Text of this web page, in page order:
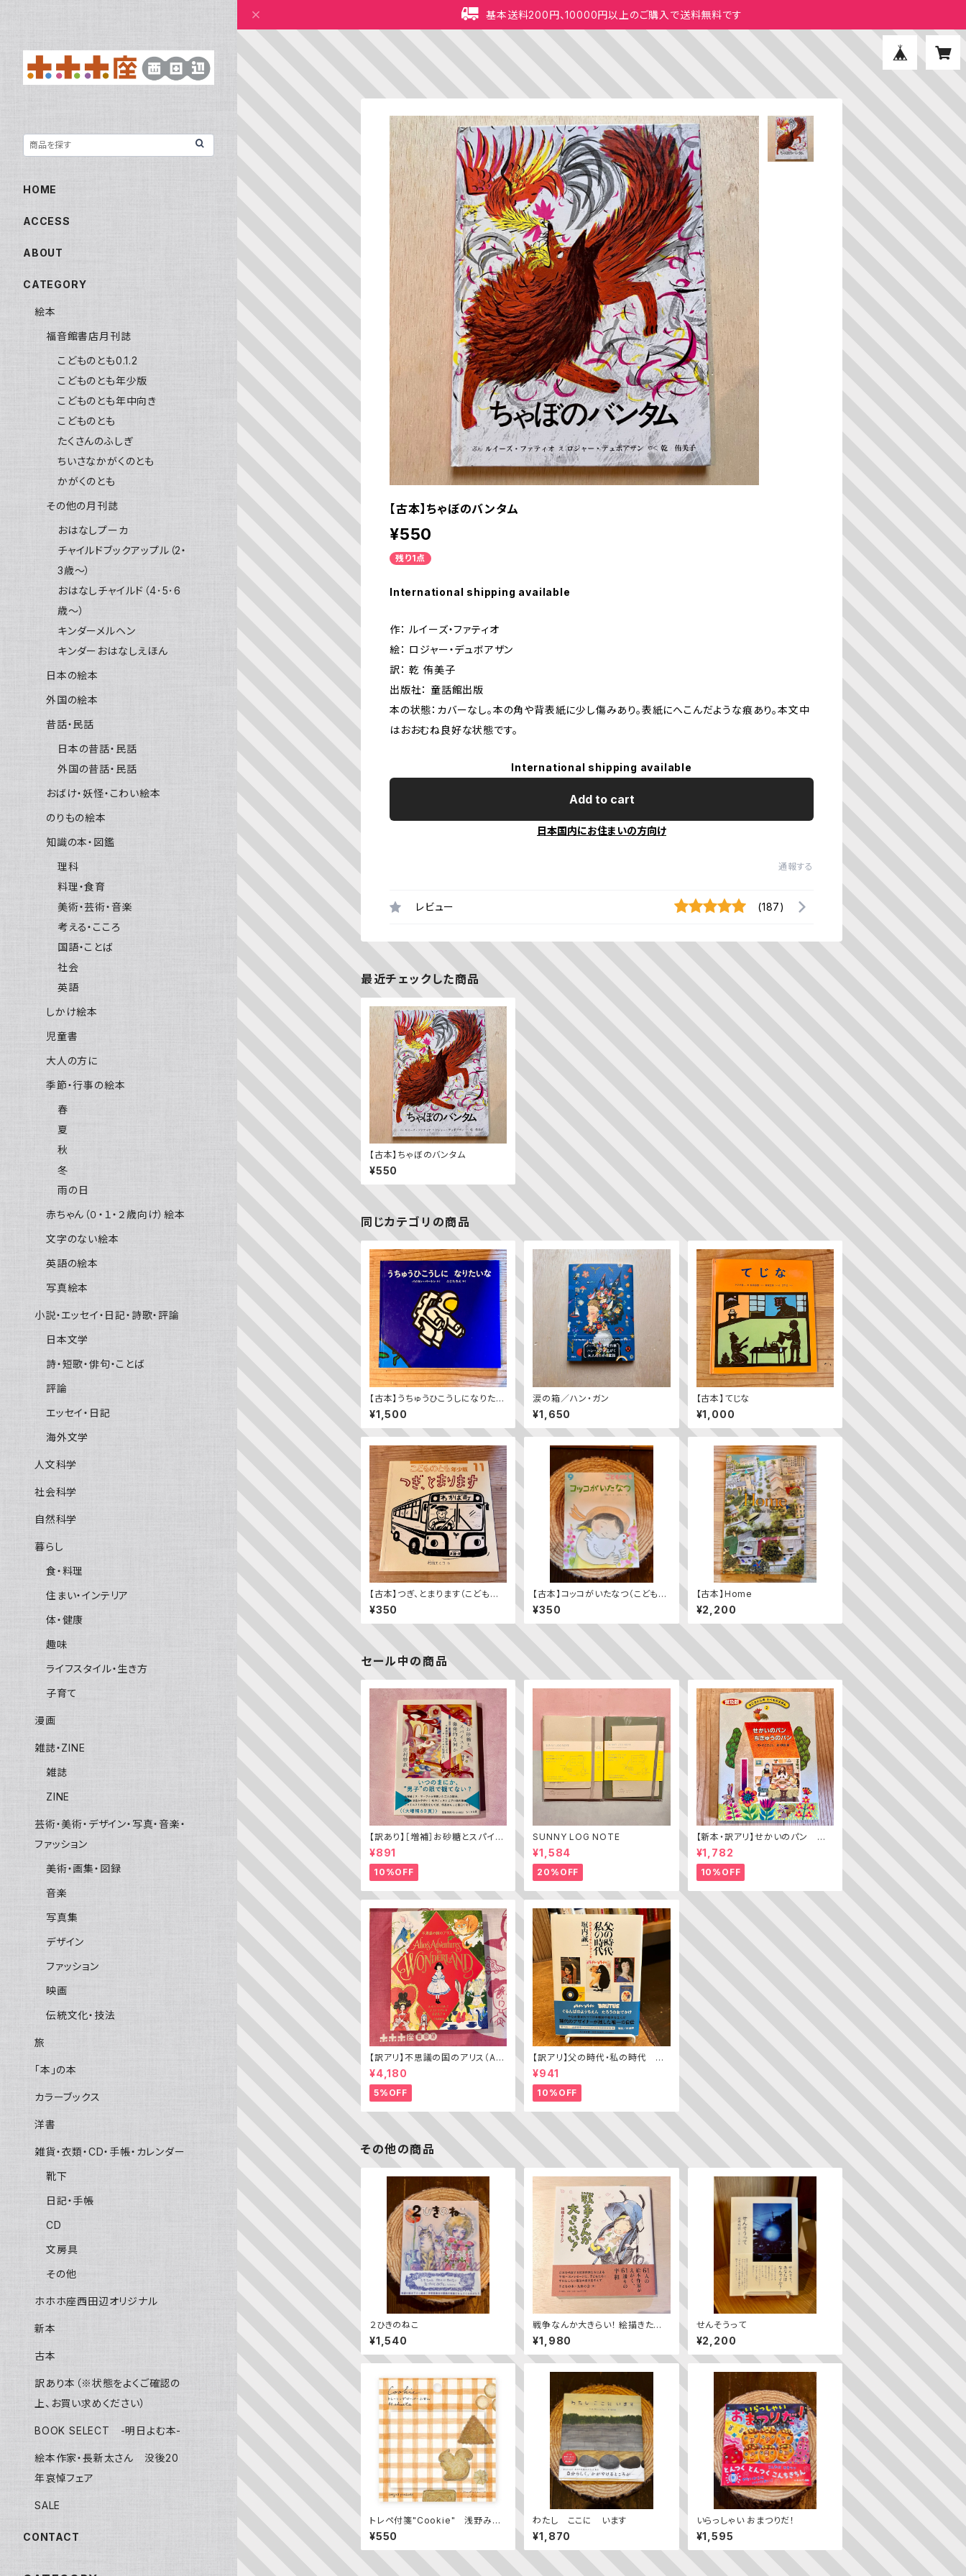
基本送料200円、10000円以上のご購入で送料無料です
【古本】ちゃぼのバンタム
¥550
残り1点
International shipping available
作： ルイーズ・ファティオ
絵： ロジャー・デュボアザン
訳： 乾 侑美子
出版社： 童話館出版
本の状態：カバーなし。本の角や背表紙に少し傷みあり。表紙にへこんだような痕あり。本文中
はおおむね良好な状態です。
International shipping available
Add to cart
日本国内にお住まいの方向け
通報する
レビュー (187)
最近チェックした商品
【古本】ちゃぼのバンタム
¥550
同じカテゴリの商品
【古本】うちゅうひこうしになりたい
な
¥1,500
涙の箱／ハン・ガン
¥1,650
【古本】てじな
¥1,000
【古本】つぎ、とまります（こどもの
とも年少版 2009年11月号）（第
392号）
¥350
【古本】コッコがいたなつ（こどもの
とも2023年9月号）
¥350
【古本】Home
¥2,200
セール中の商品
【訳あり】［増補］お砂糖とスパイス
と爆発的な何か ——不真面目な
批評家によるフェミニスト批評入門
¥891
10%OFF
SUNNY LOG NOTE
¥1,584
20%OFF
【新本・訳アリ】せかいのパン ちき
ゅうのパン（普及版 かこさとし
¥1,782
10%OFF
【訳アリ】不思議の国のアリス（Alic
e’s Adventures in WONDERL
AND）
¥4,180
5%OFF
【訳アリ】父の時代・私の時代 ─
わがエディトリアル・デザイン史
¥941
10%OFF
その他の商品
２ひきのねこ
¥1,540
戦争なんか大きらい！ 絵描きたち
のメッセージ
¥1,980
せんそうって
¥2,200
トレペ付箋"Cookie" 浅野みど
り
¥550
わたし ここに います
¥1,870
いらっしゃい おまつりだ！
¥1,595
HOME
ACCESS
ABOUT
CATEGORY
絵本
福音館書店月刊誌
こどものとも0.1.2
こどものとも年少版
こどものとも年中向き
こどものとも
たくさんのふしぎ
ちいさなかがくのとも
かがくのとも
その他の月刊誌
おはなしプーカ
チャイルドブックアップル（2・
3歳～）
おはなしチャイルド（4･5･6
歳～）
キンダーメルヘン
キンダーおはなしえほん
日本の絵本
外国の絵本
昔話・民話
日本の昔話・民話
外国の昔話・民話
おばけ・妖怪・こわい絵本
のりもの絵本
知識の本・図鑑
理科
料理・食育
美術・芸術・音楽
考える・こころ
国語・ことば
社会
英語
しかけ絵本
児童書
大人の方に
季節・行事の絵本
春
夏
秋
冬
雨の日
赤ちゃん（０・１・２歳向け）絵本
文字のない絵本
英語の絵本
写真絵本
小説・エッセイ・日記・詩歌・評論
日本文学
詩・短歌・俳句・ことば
評論
エッセイ・日記
海外文学
人文科学
社会科学
自然科学
暮らし
食・料理
住まい・インテリア
体・健康
趣味
ライフスタイル・生き方
子育て
漫画
雑誌・ZINE
雑誌
ZINE
芸術・美術・デザイン・写真・音楽・
ファッション
美術・画集・図録
音楽
写真集
デザイン
ファッション
映画
伝統文化・技法
旅
「本」の本
カラーブックス
洋書
雑貨・衣類・CD・手帳・カレンダー
靴下
日記・手帳
CD
文房具
その他
ホホホ座西田辺オリジナル
新本
古本
訳あり本（※状態をよくご確認の
上、お買い求めください）
BOOK SELECT -明日よむ本-
絵本作家・長新太さん 没後20
年哀悼フェア
SALE
CONTACT